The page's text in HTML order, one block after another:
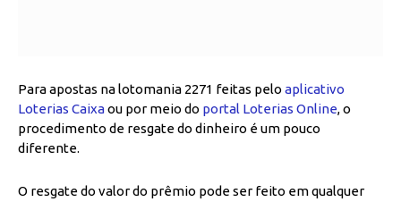
Para apostas na lotomania 2271 feitas pelo aplicativo
Loterias Caixaou por meio do portal Loterias Online, o
procedimento de resgate do dinheiro é um pouco
diferente.
O resgate do valor do prêmio pode ser feito em qualquer